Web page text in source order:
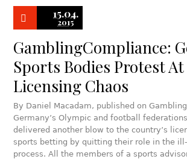
15.04.
2015
GamblingCompliance:
Sports Bodies Protest At
Licensing Chaos
By Daniel Macadam, published on
Germany’s Olympic and football
delivered another blow to the country’s
sports betting by quitting their role in the
process. All the members of a sports